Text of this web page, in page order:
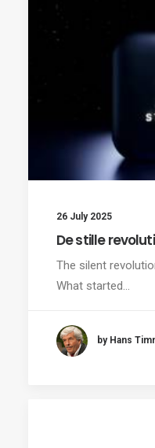
26 July 2025
De stille
The silent
What started…
by Hans